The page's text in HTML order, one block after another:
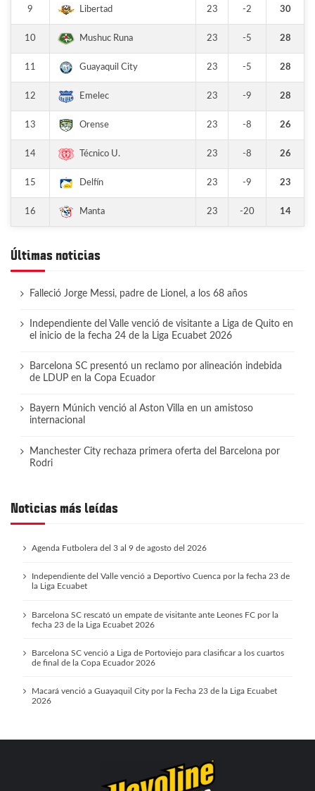
9 Libertad 23 -2 30
10 Mushuc Runa 23 -5 28
11 Guayaquil City 23 -5 28
12 Emelec 23 -9 28
13 Orense 23 -8 26
14 Técnico U. 23 -8 26
15 Delfín 23 -9 23
16 Manta 23 -20 14
Últimas noticias
Falleció Jorge Messi, padre de Lionel, a los 68 años
Independiente del Valle venció de visitante a Liga de Quito en
el inicio de la fecha 24 de la Liga Ecuabet 2026
Barcelona SC presentó un reclamo por alineación indebida
de LDUP en la Copa Ecuador
Bayern Múnich venció al Aston Villa en un amistoso
internacional
Manchester City rechaza primera oferta del Barcelona por
Rodri
Noticias más leídas
Agenda Futbolera del 3 al 9 de agosto del 2026
Independiente del Valle venció a Deportivo Cuenca por la fecha 23 de
la Liga Ecuabet
Barcelona SC rescató un empate de visitante ante Leones FC por la
fecha 23 de la Liga Ecuabet 2026
Barcelona SC venció a Liga de Portoviejo para clasificar a los cuartos
de final de la Copa Ecuador 2026
Macará venció a Guayaquil City por la Fecha 23 de la Liga Ecuabet
2026